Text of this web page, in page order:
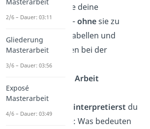
Ergebnisse
: Stelle deine
Ergebnisse dar —ohnesie zu
interpretieren
. Tabellen und
Diagramme helfen bei der
Übersicht.
10 %–20 % der Arbeit
interpretierst du
deine Ergebnisse: Was bedeuten
2/6 – Dauer: 03:11
Gliederung
Masterarbeit
3/6 – Dauer: 03:56
Exposé
Masterarbeit
4/6 – Dauer: 03:49